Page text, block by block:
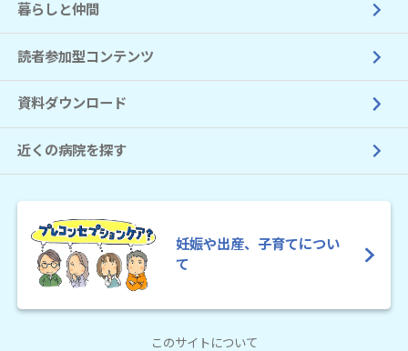
暮らしと仲間
読者参加型コンテンツ
資料ダウンロード
近くの病院を探す
妊娠や出産、子育てについ
て
このサイトについて